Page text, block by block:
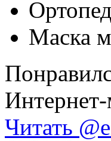
Маска
Интернет-
Читать